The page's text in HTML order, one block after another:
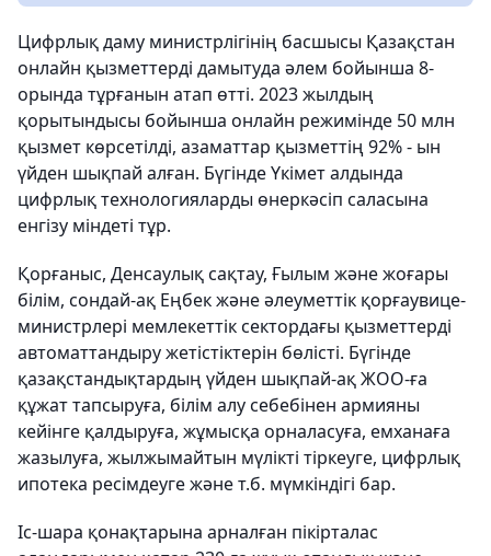
Цифрлық даму министрлігінің басшысы Қазақстан
онлайн қызметтерді дамытуда әлем бойынша 8-
орында тұрғанын атап өтті. 2023 жылдың
қорытындысы бойынша онлайн режимінде 50 млн
қызмет көрсетілді, азаматтар қызметтің 92% - ын
үйден шықпай алған. Бүгінде Үкімет алдында
цифрлық технологияларды өнеркәсіп саласына
енгізу міндеті тұр.
Қорғаныс, Денсаулық сақтау, Ғылым және жоғары
білім, сондай-ақ Еңбек және әлеуметтік қорғаувице-
министрлері мемлекеттік сектордағы қызметтерді
автоматтандыру жетістіктерін бөлісті. Бүгінде
қазақстандықтардың үйден шықпай-ақ ЖОО-ға
құжат тапсыруға, білім алу себебінен армияны
кейінге қалдыруға, жұмысқа орналасуға, емханаға
жазылуға, жылжымайтын мүлікті тіркеуге, цифрлық
ипотека ресімдеуге және т.б. мүмкіндігі бар.
Іс-шара қонақтарына арналған пікірталас